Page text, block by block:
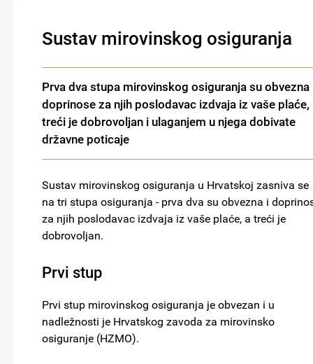
Sustav mirovinskog osiguranja
Prva dva stupa mirovinskog osiguranja su obvezna
doprinose za njih poslodavac izdvaja iz vaše plaće,
treći je dobrovoljan i ulaganjem u njega dobivate
državne poticaje
Sustav mirovinskog osiguranja u Hrvatskoj zasniva se
na tri stupa osiguranja - prva dva su obvezna i
za njih poslodavac izdvaja iz vaše plaće, a treći je
dobrovoljan.
Prvi stup
Prvi stup mirovinskog osiguranja je obvezan i u
nadležnosti je Hrvatskog zavoda za mirovinsko
osiguranje (HZMO).